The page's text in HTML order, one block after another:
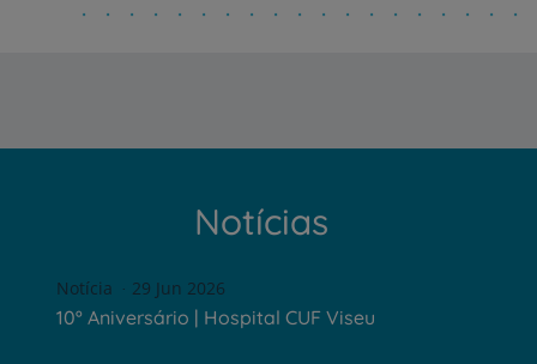
Notícias
Notícia 29 Jun 2026
10º Aniversário | Hospital CUF Viseu